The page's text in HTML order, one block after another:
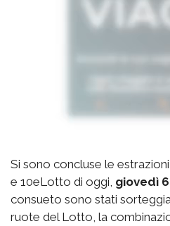
Si sono concluse le
e 10eLotto di oggi, giovedì
consueto sono stati
ruote del Lotto, la